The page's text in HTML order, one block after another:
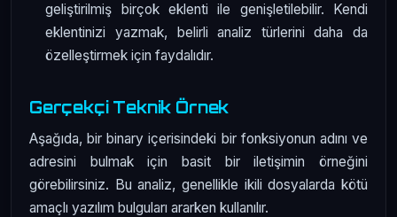
geliştirilmiş birçok eklenti ile genişletilebilir. Kendi
eklentinizi yazmak, belirli analiz türlerini daha da
özelleştirmek için faydalıdır.
Gerçekçi Teknik Örnek
Aşağıda, bir binary içerisindeki bir fonksiyonun adını ve
adresini bulmak için basit bir iletişimin örneğini
görebilirsiniz. Bu analiz, genellikle ikili dosyalarda kötü
amaçlı yazılım bulguları ararken kullanılır.